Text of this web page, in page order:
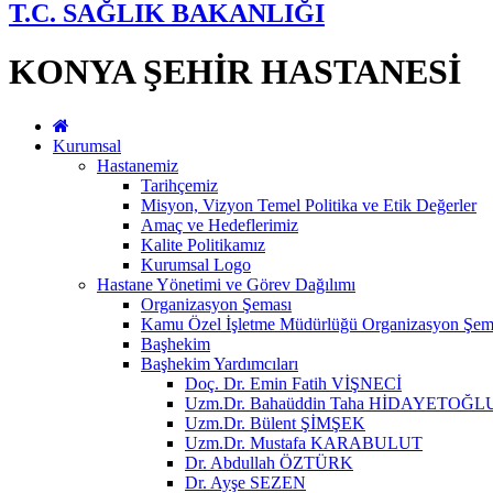
T.C. SAĞLIK BAKANLIĞI
KONYA ŞEHİR HASTANESİ
Kurumsal
Hastanemiz
Tarihçemiz
Misyon, Vizyon Temel Politika ve Etik Değerler
Amaç ve Hedeflerimiz
Kalite Politikamız
Kurumsal Logo
Hastane Yönetimi ve Görev Dağılımı
Organizasyon Şeması
Kamu Özel İşletme Müdürlüğü Organizasyon
Başhekim
Başhekim Yardımcıları
Doç. Dr. Emin Fatih VİŞNECİ
Uzm.Dr. Bahaüddin Taha
Uzm.Dr. Bülent ŞİMŞEK
Uzm.Dr. Mustafa KARABULUT
Dr. Abdullah ÖZTÜRK
Dr. Ayşe SEZEN